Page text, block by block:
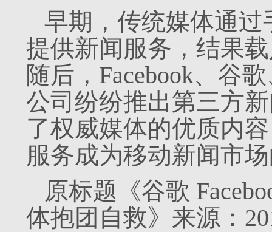
早期，传统媒体通
提供新闻服务，结果
随后，Facebook、谷
公司纷纷推出第三方
了权威媒体的优质内
服务成为移动新闻市
原标题《谷歌
体抱团自救》来源：